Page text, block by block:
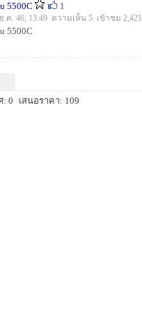
5500C
1
.ค. 46, 13:49 ความเห็น 5 เข้าชม 2,421
5500C
: 0 เสนอราคา: 109